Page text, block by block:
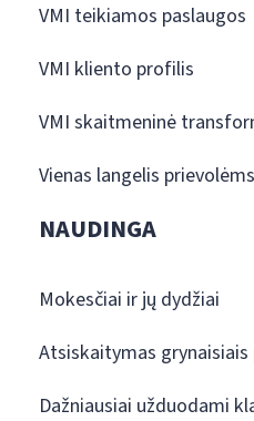
VMI teikiamos paslaugos
VMI kliento profilis
VMI skaitmeninė
Vienas langelis
NAUDINGA
Mokesčiai ir jų dydžiai
Atsiskaitymas grynaisiais
Dažniausiai užduodami